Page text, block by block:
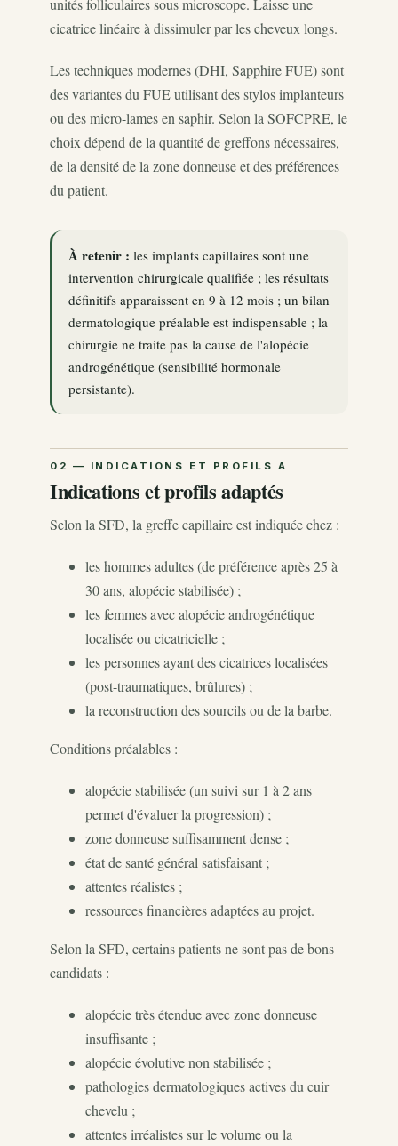
cicatrice linéaire à dissimuler par les cheveux longs.
Les techniques modernes (DHI, Sapphire FUE) sont
des variantes du FUE utilisant des stylos implanteurs
ou des micro-lames en saphir. Selon la SOFCPRE, le
choix dépend de la quantité de greffons nécessaires,
de la densité de la zone donneuse et des préférences
du patient.
À retenir : les implants capillaires sont une
intervention chirurgicale qualifiée ; les résultats
définitifs apparaissent en 9 à 12 mois ; un bilan
dermatologique préalable est indispensable ; la
chirurgie ne traite pas la cause de l'alopécie
androgénétique (sensibilité hormonale
persistante).
Indications et profils adaptés
Selon la SFD, la greffe capillaire est indiquée chez :
les hommes adultes (de préférence après 25 à
30 ans, alopécie stabilisée) ;
les femmes avec alopécie androgénétique
localisée ou cicatricielle ;
les personnes ayant des cicatrices localisées
(post-traumatiques, brûlures) ;
la reconstruction des sourcils ou de la barbe.
Conditions préalables :
alopécie stabilisée (un suivi sur 1 à 2 ans
permet d'évaluer la progression) ;
zone donneuse suffisamment dense ;
état de santé général satisfaisant ;
attentes réalistes ;
ressources financières adaptées au projet.
Selon la SFD, certains patients ne sont pas de bons
candidats :
alopécie très étendue avec zone donneuse
insuffisante ;
alopécie évolutive non stabilisée ;
pathologies dermatologiques actives du cuir
chevelu ;
attentes irréalistes sur le volume ou la